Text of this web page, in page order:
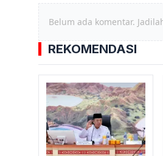
Belum ada komentar.
REKOMENDASI